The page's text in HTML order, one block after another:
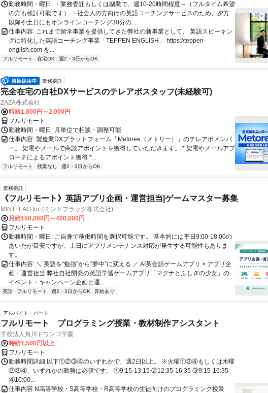
勤務時間・曜日: ・業務委託もしくは副業で、週10-20時間程度～（フルタイム希望
の方も検討可能です） ・社会人の方向けの英語コーチングサービスのため、夕方
以降や土日にもオンラインコーチング30分の...
仕事内容: これまで留学事業を提供してきた弊社の新事業として、 英語スピーキン
グに特化した英語コーチング事業「TEPPEN ENGLISH」 https://teppen-
english.com を...
フルリモート 在宅OK 週2・3日からOK
業務委託
完全在宅の自社DXサービスのテレアポスタッフ(未経験可)
ZAZA株式会社
時給1,800円～2,000円
フルリモート
勤務時間・曜日: 月単位で相談・調整可能
仕事内容: 製造業DXプラットフォーム「Metoree（メトリー）」のテレアポメンバ
ー。 架電やメールで商談アポイントを獲得していただきます。 * 架電やメールアプ
ローチによるアポイント獲得 *...
フルリモート 残業なし 週2・3日からOK
業務委託
《フルリモート》英語アプリ企画・運営担当|ゲームマスター募集
MINTFLAG Inc.(ミントフラッグ株式会社)
月給150,000円～400,000円
フルリモート
勤務時間・曜日: ご自身で稼働時間を選択可能です。 基本的には平日9:00-18:00の
あいだが目安ですが、土日にアプリメンテナンス対応が発生する可能性もありま
す。
仕事内容: ＼ 英語を“勉強”から“夢中”に変える ／ AI英会話ゲームアプリ × アプリ企
画・運営担当 弊社自社開発の英語学習ゲームアプリ「マグナとふしぎの少女」の
イベント・キャンペーン企画と運...
英語 フルリモート 週2・3日からOK 昇給あり
アルバイト・パート
フルリモート プログラミング授業・教材制作アシスタント
学校法人角川ドワンゴ学園
時給1,500円以上
フルリモート
勤務時間詳細 以下①②③④のいずれかで、週2日以上。 ※火曜①③④もしくは木曜
②③④、いずれかの勤務は必須です。 ①9:15-13:15 ②12:35-16:35 ③9:15-16:35
④10:00...
仕事内容 N高等学校・S高等学校・R高等学校の生徒向けのプログラミング授業